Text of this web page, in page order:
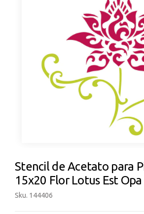
Stencil de Acetato para
15x20 Flor Lotus Est
Sku. 144406